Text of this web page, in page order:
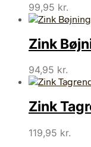
99,95 kr.
Zink
94,95 kr.
Zink
119,95 kr.